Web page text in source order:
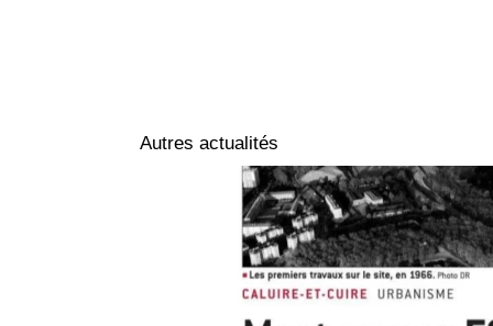
Autres actualités